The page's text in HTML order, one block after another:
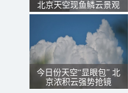
北京天空现鱼鳞云景观
今日份天空“显眼包” 北
京浓积云强势抢镜